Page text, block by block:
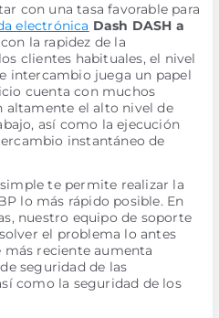
con una tasa favorable para
electrónica Dash DASH a
la rapidez de la
clientes habituales, el nivel
intercambio juega un papel
cuenta con muchos
altamente el alto nivel de
así como la ejecución
instantáneo de
te permite realizar la
lo más rápido posible. En
nuestro equipo de soporte
el problema lo antes
más reciente aumenta
seguridad de las
como la seguridad de los